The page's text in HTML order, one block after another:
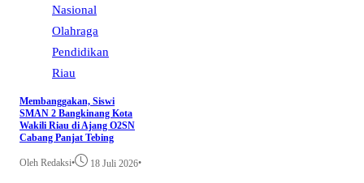
Nasional
Olahraga
Pendidikan
Riau
Membanggakan, Siswi
SMAN 2 Bangkinang Kota
Wakili Riau di Ajang O2SN
Cabang Panjat Tebing
Oleh Redaksi• 18 Juli 2026•